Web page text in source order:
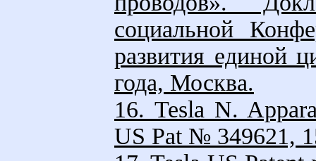
социальной
развития единой
года, Москва.
16. Tesla N.
US Pat № 349621,